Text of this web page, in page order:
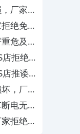
厂家拒
绝免费
危及行
店拒绝
店推诿
，厂家
电无法
拒绝理